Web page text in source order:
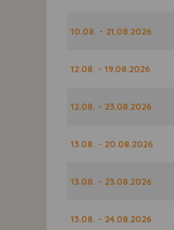
10.08. - 21.08.2026
12.08. - 19.08.2026
12.08. - 23.08.2026
13.08. - 20.08.2026
13.08. - 23.08.2026
13.08. - 24.08.2026